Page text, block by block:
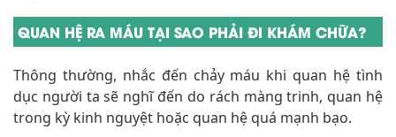
QUAN HỆ RA MÁU TẠI SAO PHẢI ĐI KHÁM CHỮA?
Thông thường, nhắc đến chảy máu khi quan hệ tình
dục người ta sẽ nghĩ đến do rách màng trinh, quan hệ
trong kỳ kinh nguyệt hoặc quan hệ quá mạnh bạo.